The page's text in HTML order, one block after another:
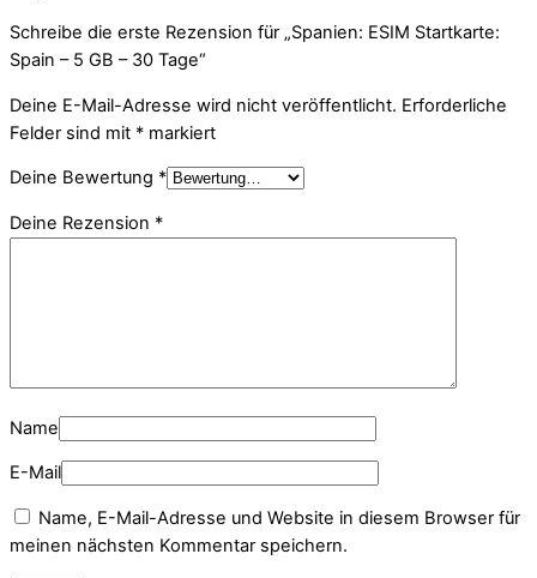
Schreibe die erste Rezension für „Spanien: ESIM Startkarte:
Spain – 5 GB – 30 Tage“
Deine E-Mail-Adresse wird nicht veröffentlicht. Erforderliche
Felder sind mit * markiert
Deine Bewertung *
Deine Rezension *
Name
E-Mail
Name, E-Mail-Adresse und Website in diesem Browser für
meinen nächsten Kommentar speichern.